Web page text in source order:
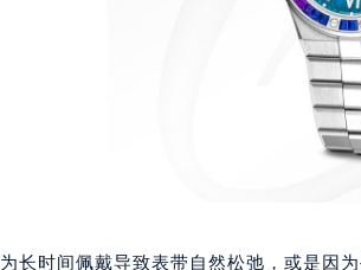
山市禅城区季华五路57号万科金融中心C
莞市东城街道鸿福东路1号民盈国贸中心
锡市梁溪区人民中路139号恒隆广场写字
通市崇川区工农路57号圆融广场写字楼16
州市苏州工业园区星港街199号苏州中心
市蜀山区潜山路111号万象城华润大厦B
长时间佩戴导致表带自然松弛，或是因